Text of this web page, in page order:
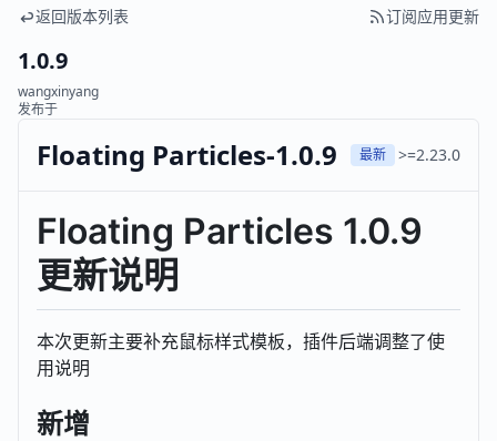
返回版本列表 订阅应用更新
1.0.9
wangxinyang
发布于
Floating Particles-1.0.9 最新 >=2.23.0
Floating Particles 1.0.9
更新说明
本次更新主要补充鼠标样式模板，插件后端调整了使
用说明
新增